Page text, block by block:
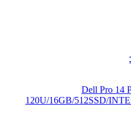
Dell Pro 14
120U/16GB/512SSD/